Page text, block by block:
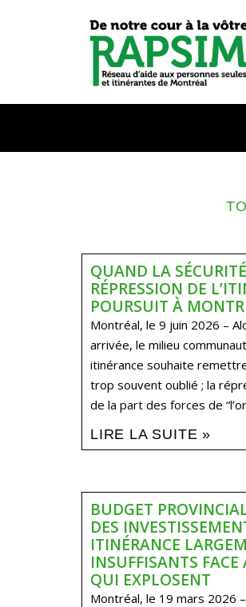
QUAND LA
RÉPRESSION DE
POURSUIT À
Montréal, le 9 juin 2026 –
arrivée, le milieu
itinérance souhaite
trop souvent oublié ; la
de la part des forces de
LIRE LA SUITE »
BUDGET
DES
ITINÉRANCE
INSUFFISANTS
QUI EXPLOSENT
Montréal, le 19 mars 2026